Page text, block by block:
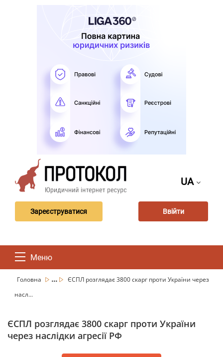
UA
Зареєструватися Ввійти
Меню
Головна ...
ЄСПЛ розглядає 3800 скарг проти України через
насл...
ЄСПЛ розглядає 3800 скарг проти України
через наслідки агресії РФ